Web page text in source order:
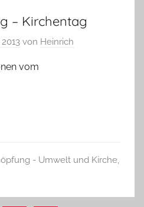
– Kirchentag
von Heinrich
vom
- Umwelt und Kirche,